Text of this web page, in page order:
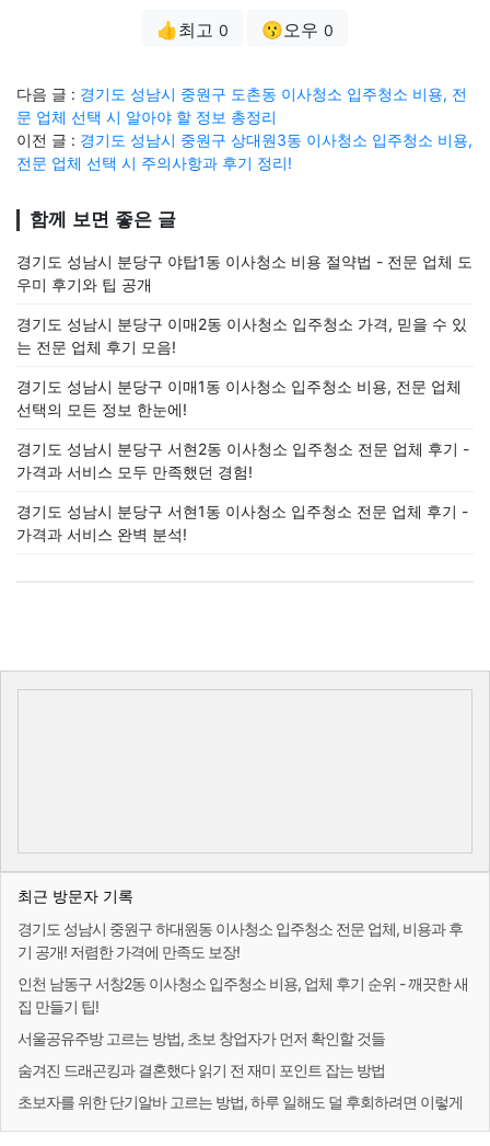
👍최고 0 😗오우 0
다음 글 : 경기도 성남시 중원구 도촌동 이사청소 입주청소 비용, 전
문 업체 선택 시 알아야 할 정보 총정리
이전 글 : 경기도 성남시 중원구 상대원3동 이사청소 입주청소 비용,
전문 업체 선택 시 주의사항과 후기 정리!
함께 보면 좋은 글
경기도 성남시 분당구 야탑1동 이사청소 비용 절약법 - 전문 업체 도
우미 후기와 팁 공개
경기도 성남시 분당구 이매2동 이사청소 입주청소 가격, 믿을 수 있
는 전문 업체 후기 모음!
경기도 성남시 분당구 이매1동 이사청소 입주청소 비용, 전문 업체
선택의 모든 정보 한눈에!
경기도 성남시 분당구 서현2동 이사청소 입주청소 전문 업체 후기 -
가격과 서비스 모두 만족했던 경험!
경기도 성남시 분당구 서현1동 이사청소 입주청소 전문 업체 후기 -
가격과 서비스 완벽 분석!
최근 방문자 기록
경기도 성남시 중원구 하대원동 이사청소 입주청소 전문 업체, 비용과 후
기 공개! 저렴한 가격에 만족도 보장!
인천 남동구 서창2동 이사청소 입주청소 비용, 업체 후기 순위 - 깨끗한 새
집 만들기 팁!
서울공유주방 고르는 방법, 초보 창업자가 먼저 확인할 것들
숨겨진 드래곤킹과 결혼했다 읽기 전 재미 포인트 잡는 방법
초보자를 위한 단기알바 고르는 방법, 하루 일해도 덜 후회하려면 이렇게